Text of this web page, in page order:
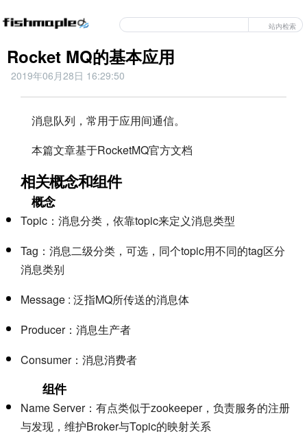
站内检索
Rocket MQ的基本应用
2019年06月28日 16:29:50
消息队列，常用于应用间通信。
本篇文章基于RocketMQ官方文档
相关概念和组件
概念
Topic：消息分类，依靠topic来定义消息类型
Tag：消息二级分类，可选，同个topic用不同的tag区分
消息类别
Message : 泛指MQ所传送的消息体
Producer：消息生产者
Consumer：消息消费者
组件
Name Server：有点类似于zookeeper，负责服务的注册
与发现，维护Broker与Topic的映射关系